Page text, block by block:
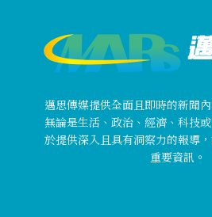
邁思傳媒提供全面且即時的新聞
無論是生活、政治、經濟、科技
於提供深入且具有洞察力的報導
重要資訊。